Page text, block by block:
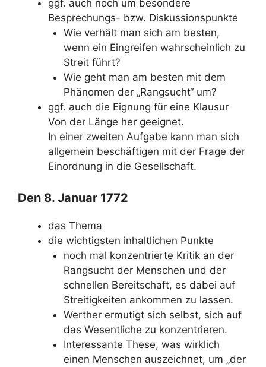
ggf. auch noch um besondere
Besprechungs- bzw. Diskussionspunkte
Wie verhält man sich am besten,
wenn ein Eingreifen wahrscheinlich zu
Streit führt?
Wie geht man am besten mit dem
Phänomen der „Rangsucht“ um?
ggf. auch die Eignung für eine Klausur
Von der Länge her geeignet.
In einer zweiten Aufgabe kann man sich
allgemein beschäftigen mit der Frage der
Einordnung in die Gesellschaft.
Den 8. Januar 1772
das Thema
die wichtigsten inhaltlichen Punkte
noch mal konzentrierte Kritik an der
Rangsucht der Menschen und der
schnellen Bereitschaft, es dabei auf
Streitigkeiten ankommen zu lassen.
Werther ermutigt sich selbst, sich auf
das Wesentliche zu konzentrieren.
Interessante These, was wirklich
einen Menschen auszeichnet, um „der